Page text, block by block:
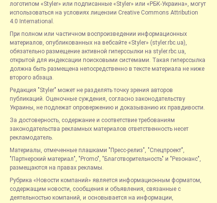
логотипом «Styler» или подписанные «Styler» или «РБК-Украина», могут
использоваться на условиях лицензии Creative Commons Attribution
4.0 International.
При полном или частичном воспроизведении информационных
материалов, опубликованных на вебсайте «Styler» (styler.rbc.ua),
обязательно размещение активной гиперссылки на styler.rbc.ua,
открытой для индексации поисковыми системами. Такая гиперссылка
должна быть размещена непосредственно в тексте материала не ниже
второго абзаца.
Редакция "Styler" может не разделять точку зрения авторов
публикаций. Оценочные суждения, согласно законодательству
Украины, не подлежат опровержению и доказыванию их правдивости.
За достоверность, содержание и соответствие требованиям
законодательства рекламных материалов ответственность несет
рекламодатель.
Материалы, отмеченные плашками "Пресс-релиз", "Спецпроект",
"Партнерский материал", "Promo", "Благотворительность" и "Резонанс",
размещаются на правах рекламы.
Рубрика «Новости компаний» является информационным форматом,
содержащим новости, сообщения и объявления, связанные с
деятельностью компаний, и основывается на информации,